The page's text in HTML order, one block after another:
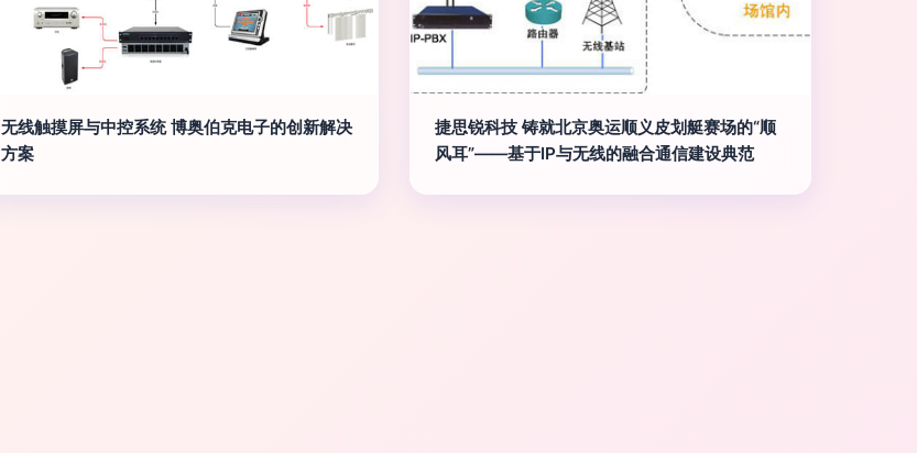
无线触摸屏与中控系统 博奥伯克电子的创新解决
方案
捷思锐科技 铸就北京奥运顺义皮划艇赛场的“顺
风耳”——基于IP与无线的融合通信建设典范